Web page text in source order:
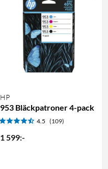
HP
953 Bläckpatroner 4-pack
4.5 (109)
1 599:-